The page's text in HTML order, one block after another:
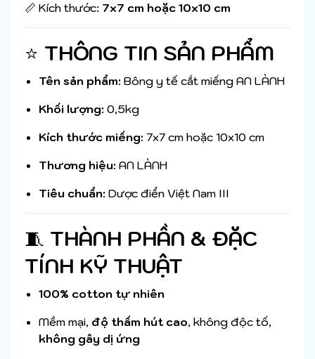
📏 Kích thước: 7x7 cm hoặc 10x10 cm
⭐ THÔNG TIN SẢN PHẨM
Tên sản phẩm: Bông y tế cắt miếng AN LÀNH
Khối lượng: 0,5kg
Kích thước miếng: 7x7 cm hoặc 10x10 cm
Thương hiệu: AN LÀNH
Tiêu chuẩn: Dược điển Việt Nam III
🧵 THÀNH PHẦN & ĐẶC
TÍNH KỸ THUẬT
100% cotton tự nhiên
Mềm mại, độ thấm hút cao, không độc tố,
không gây dị ứng